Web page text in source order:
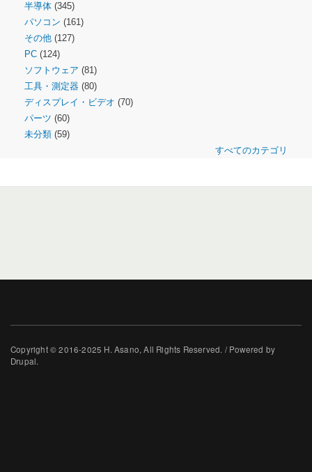
半導体 (345)
パソコン (161)
その他 (127)
PC (124)
ソフトウェア (81)
工具・測定器 (80)
ディスプレイ・ビデオ (70)
パーツ (60)
未分類 (59)
すべてのカテゴリ
Copyright © 2016-2025 H. Asano, All Rights Reserved. / Powered by
Drupal.